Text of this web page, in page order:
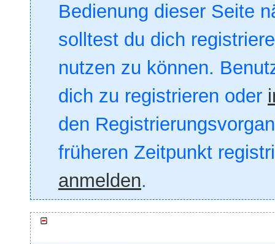
Bedienung dieser Seite
solltest du dich
nutzen zu können.
dich zu registrieren oder
den
früheren Zeitpunkt
anmelden.